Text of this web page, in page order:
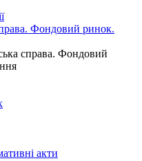
Фондовий ринок.
справа. Фондовий
акти